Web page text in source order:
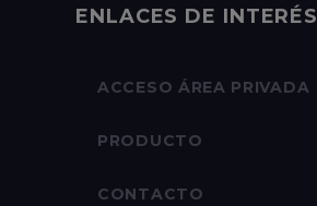
ENLACES DE INTERÉS
ACCESO ÁREA PRIVADA
PRODUCTO
CONTACTO